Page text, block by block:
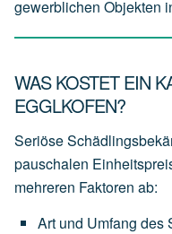
gewerblichen Objekten
WAS KOSTET EIN
EGGLKOFEN?
Seriöse
pauschalen
mehreren Faktoren ab:
Art und Umfang des